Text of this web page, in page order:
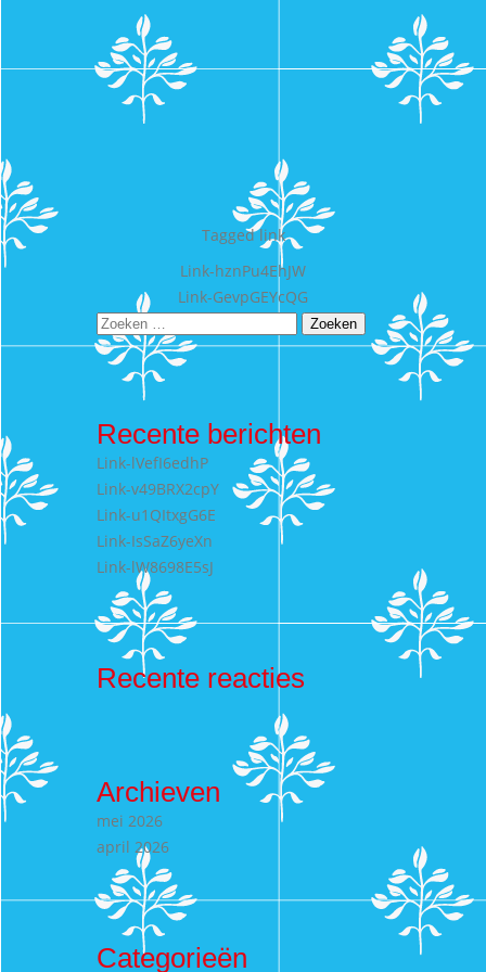
Taggedlink
Bericht
navigatie
Link-hznPu4EhJW
Link-GevpGEYcQG
Zoeken
naar:
Recente berichten
Link-lVefI6edhP
Link-v49BRX2cpY
Link-u1QItxgG6E
Link-IsSaZ6yeXn
Link-lW8698E5sJ
Recente reacties
Archieven
mei 2026
april 2026
Categorieën